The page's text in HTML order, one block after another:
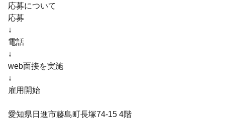
応募について
応募
↓
電話
↓
web面接を実施
↓
雇用開始
愛知県日進市藤島町長塚74-15 4階